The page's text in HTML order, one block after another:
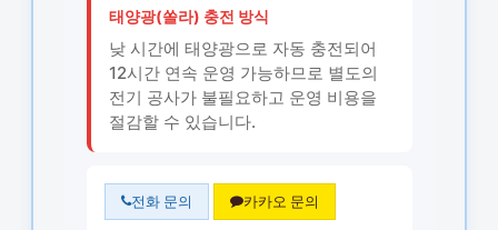
태양광(쏠라) 충전 방식
낮 시간에 태양광으로 자동 충전되어
12시간 연속 운영 가능하므로 별도의
전기 공사가 불필요하고 운영 비용을
절감할 수 있습니다.
전화 문의 카카오 문의